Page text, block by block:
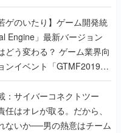
ゲのいたり】ゲーム開発統
Engine」最新バージョン
どう変わる？ ゲーム業界向
ンイベント「GTMF2019」
理解を深めよう【PR】
：サイバーコネクトツー
はオレが取る。だから、
ないか──男の熱意はチーム